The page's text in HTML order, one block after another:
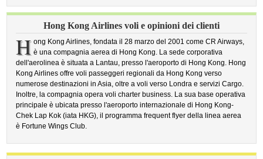
Hong Kong Airlines voli e opinioni dei clienti
H ong Kong Airlines, fondata il 28 marzo del 2001 come CR Airways,
è una compagnia aerea di Hong Kong. La sede corporativa
dell'aerolinea è situata a Lantau, presso l'aeroporto di Hong Kong. Hong
Kong Airlines offre voli passeggeri regionali da Hong Kong verso
numerose destinazioni in Asia, oltre a voli verso Londra e servizi Cargo.
Inoltre, la compagnia opera voli charter business. La sua base operativa
principale è ubicata presso l'aeroporto internazionale di Hong Kong-
Chek Lap Kok (iata HKG), il programma frequent flyer della linea aerea
è Fortune Wings Club.